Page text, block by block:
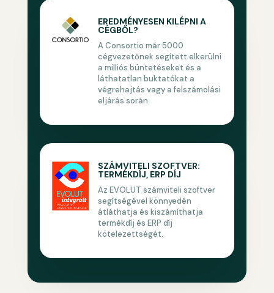
EREDMÉNYESEN KILÉPNI A
CÉGBŐL?
A Consortio már 5000
cégvezetőnek segített elkerülni
a milliós büntetéseket és a
láthatatlan buktatókat a
végrehajtás vagy a felszámolási
eljárás során
SZÁMVITELI SZOFTVER:
TERMÉKDÍJ, ERP DÍJ
Az EVOLUT számviteli szoftver
segítségével könnyedén
átláthatja és kiszámíthatja
termékdíj és ERP díj
kötelezettségét.